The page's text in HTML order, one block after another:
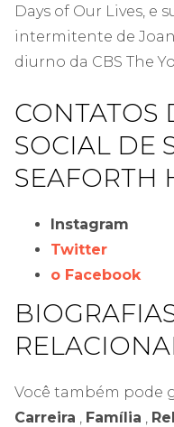
Days of Our Lives, e
intermitente de
diurno da CBS The
CONTATOS
SOCIAL DE
SEAFORTH
Instagram
Twitter
o Facebook
Você também pode
Carreira , Família ,